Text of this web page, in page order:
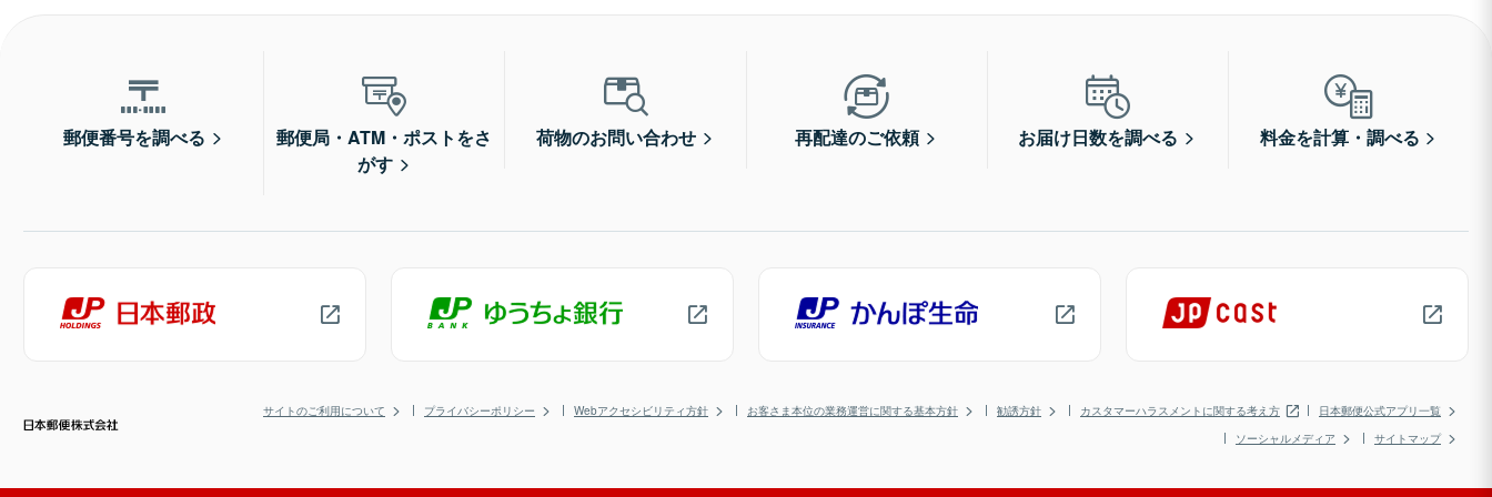
郵便番号を調べる
郵便局・ATM・ポストをさ
がす
荷物のお問い合わせ 再配達のご依頼 お届け日数を調べる 料金を計算・調べる
サイトのご利用について プライバシーポリシー Webアクセシビリティ方針 お客さま本位の業務運営に関する基本方針 勧誘方針 カスタマーハラスメントに関する考え方
日本郵便公式アプリ一覧
ソーシャルメディア
サイトマップ